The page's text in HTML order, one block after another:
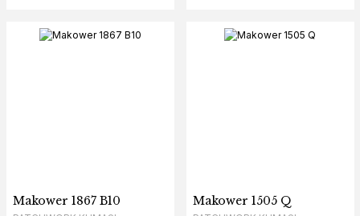
Makower 1867 B10 Makower 1505 Q